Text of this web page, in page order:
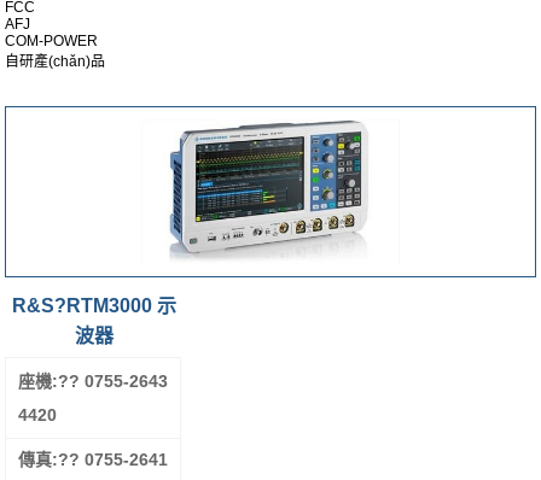
FCC
AFJ
COM-POWER
自研產(chǎn)品
R&S?RTM3000 示
波器
座機:?? 0755-2643
4420
傳真:?? 0755-2641